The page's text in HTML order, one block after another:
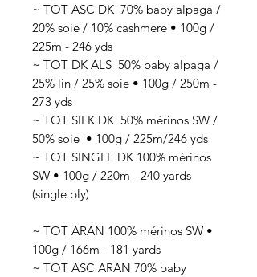
~ TOT ASC DK 70% baby alpaga /
20% soie / 10% cashmere • 100g /
225m - 246 yds
~ TOT DK ALS 50% baby alpaga /
25% lin / 25% soie • 100g / 250m -
273 yds
~ TOT SILK DK 50% mérinos SW /
50% soie • 100g / 225m/246 yds
~ TOT SINGLE DK 100% mérinos
SW • 100g / 220m - 240 yards
(single ply)
~ TOT ARAN 100% mérinos SW •
100g / 166m - 181 yards
~ TOT ASC ARAN 70% baby